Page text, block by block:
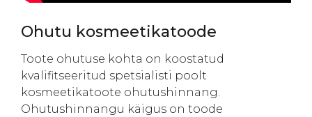
Ohutu kosmeetikatoode
Toote ohutuse kohta on koostatud
kvalifitseeritud spetsialisti poolt
kosmeetikatoote ohutushinnang.
Ohutushinnangu käigus on toode